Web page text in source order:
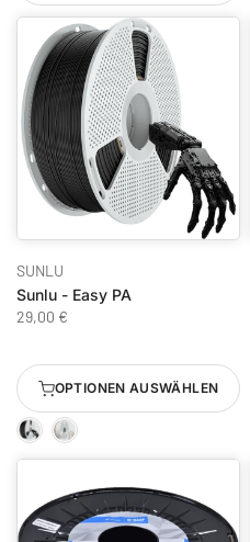
SUNLU
Sunlu - Easy PA
29,00 €
OPTIONEN AUSWÄHLEN